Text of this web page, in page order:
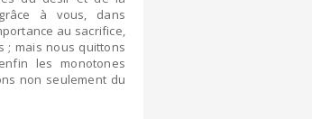
à vous, dans
au sacrifice,
; mais nous quittons
les monotones
non seulement du